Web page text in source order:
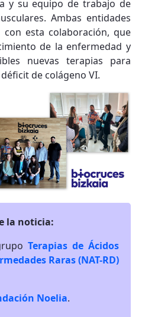
y su equipo de trabajo de
Ambas entidades
esta colaboración, que
de la enfermedad y
nuevas terapias para
de colágeno VI.
la noticia:
Terapias de Ácidos
Raras (NAT-RD)
Noelia.